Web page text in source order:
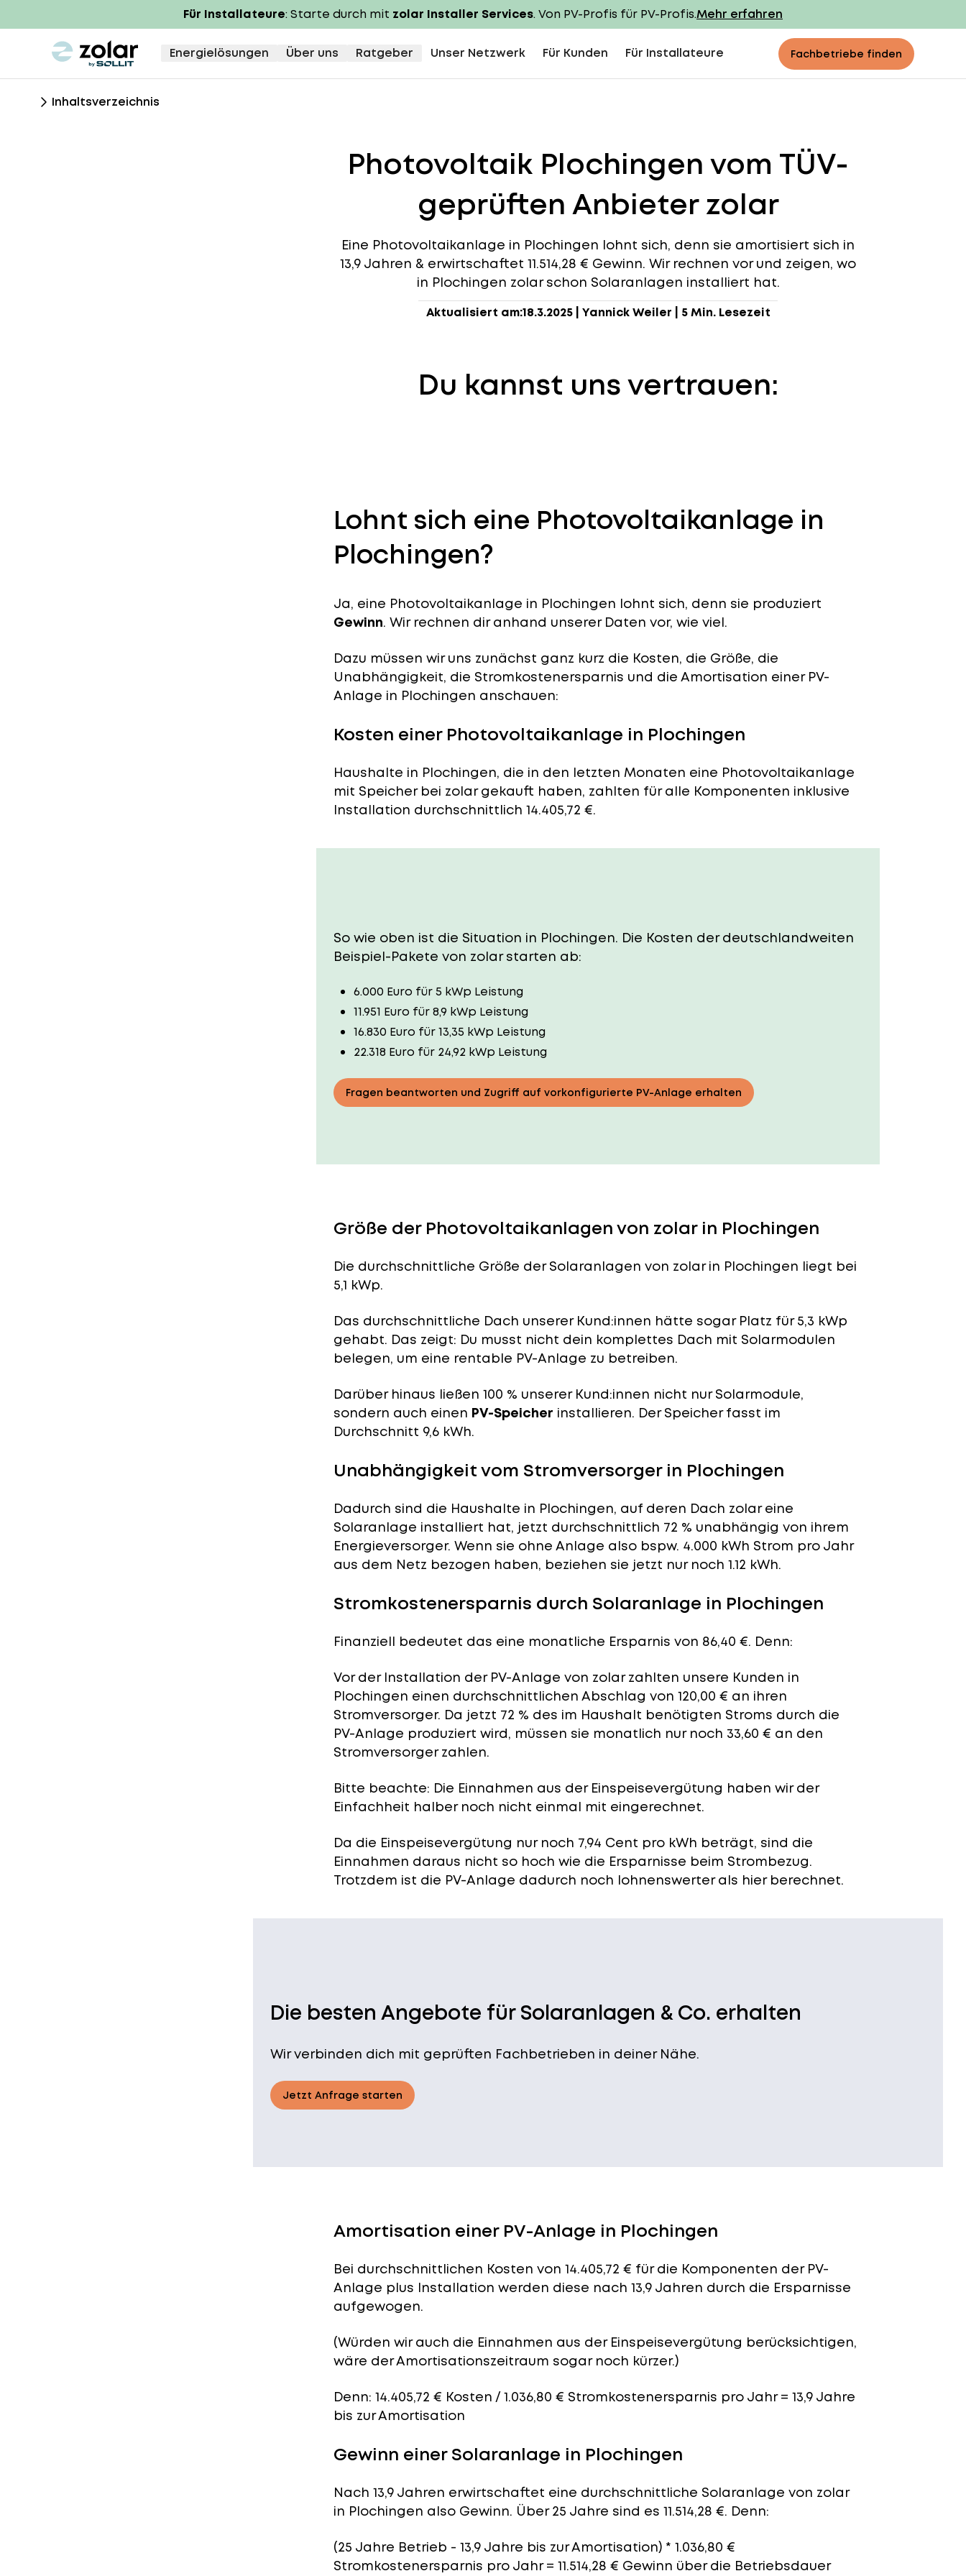
Für Installateure: Starte durch mit zolar Installer Services. Von PV-Profis für PV-Profis.Mehr erfahren
zolar logo Energielösungen Über uns Ratgeber Unser Netzwerk Für Kunden Für Installateure Fachbetriebe finden
Inhaltsverzeichnis
Photovoltaik Plochingen vom TÜV-
geprüften Anbieter zolar
Eine Photovoltaikanlage in Plochingen lohnt sich, denn sie amortisiert sich in
13,9 Jahren & erwirtschaftet 11.514,28 € Gewinn. Wir rechnen vor und zeigen, wo
in Plochingen zolar schon Solaranlagen installiert hat.
Aktualisiert am:18.3.2025| Yannick Weiler 5 Min. Lesezeit
Du kannst uns vertrauen:
Lohnt sich eine Photovoltaikanlage in
Plochingen?
Ja, eine Photovoltaikanlage in Plochingen lohnt sich, denn sie produziert
Gewinn. Wir rechnen dir anhand unserer Daten vor, wie viel.
Dazu müssen wir uns zunächst ganz kurz die Kosten, die Größe, die
Unabhängigkeit, die Stromkostenersparnis und die Amortisation einer PV-
Anlage in Plochingen anschauen:
Kosten einer Photovoltaikanlage in Plochingen
Haushalte in Plochingen, die in den letzten Monaten eine Photovoltaikanlage
mit Speicher bei zolar gekauft haben, zahlten für alle Komponenten inklusive
Installation durchschnittlich 14.405,72 €.
So wie oben ist die Situation in Plochingen. Die Kosten der deutschlandweiten
Beispiel-Pakete von zolar starten ab:
6.000 Euro für 5 kWp Leistung
11.951 Euro für 8,9 kWp Leistung
16.830 Euro für 13,35 kWp Leistung
22.318 Euro für 24,92 kWp Leistung
Fragen beantworten und Zugriff auf vorkonfigurierte PV-Anlage erhalten
Größe der Photovoltaikanlagen von zolar in Plochingen
Die durchschnittliche Größe der Solaranlagen von zolar in Plochingen liegt bei
5,1 kWp.
Das durchschnittliche Dach unserer Kund:innen hätte sogar Platz für 5,3 kWp
gehabt. Das zeigt: Du musst nicht dein komplettes Dach mit Solarmodulen
belegen, um eine rentable PV-Anlage zu betreiben.
Darüber hinaus ließen 100 % unserer Kund:innen nicht nur Solarmodule,
sondern auch einen PV-Speicher installieren. Der Speicher fasst im
Durchschnitt 9,6 kWh.
Unabhängigkeit vom Stromversorger in Plochingen
Dadurch sind die Haushalte in Plochingen, auf deren Dach zolar eine
Solaranlage installiert hat, jetzt durchschnittlich 72 % unabhängig von ihrem
Energieversorger. Wenn sie ohne Anlage also bspw. 4.000 kWh Strom pro Jahr
aus dem Netz bezogen haben, beziehen sie jetzt nur noch 1.12 kWh.
Stromkostenersparnis durch Solaranlage in Plochingen
Finanziell bedeutet das eine monatliche Ersparnis von 86,40 €. Denn:
Vor der Installation der PV-Anlage von zolar zahlten unsere Kunden in
Plochingen einen durchschnittlichen Abschlag von 120,00 € an ihren
Stromversorger. Da jetzt 72 % des im Haushalt benötigten Stroms durch die
PV-Anlage produziert wird, müssen sie monatlich nur noch 33,60 € an den
Stromversorger zahlen.
Bitte beachte: Die Einnahmen aus der Einspeisevergütung haben wir der
Einfachheit halber noch nicht einmal mit eingerechnet.
Da die Einspeisevergütung nur noch 7,94 Cent pro kWh beträgt, sind die
Einnahmen daraus nicht so hoch wie die Ersparnisse beim Strombezug.
Trotzdem ist die PV-Anlage dadurch noch lohnenswerter als hier berechnet.
Die besten Angebote für Solaranlagen & Co. erhalten
Wir verbinden dich mit geprüften Fachbetrieben in deiner Nähe.
Jetzt Anfrage starten
Amortisation einer PV-Anlage in Plochingen
Bei durchschnittlichen Kosten von 14.405,72 € für die Komponenten der PV-
Anlage plus Installation werden diese nach 13,9 Jahren durch die Ersparnisse
aufgewogen.
(Würden wir auch die Einnahmen aus der Einspeisevergütung berücksichtigen,
wäre derAmortisationszeitraum sogar noch kürzer.)
Denn: 14.405,72 € Kosten / 1.036,80 € Stromkostenersparnis pro Jahr = 13,9 Jahre
bis zur Amortisation
Gewinn einer Solaranlage in Plochingen
Nach 13,9 Jahren erwirtschaftet eine durchschnittliche Solaranlage von zolar
in Plochingen also Gewinn. Über 25 Jahre sind es 11.514,28 €. Denn:
(25 Jahre Betrieb - 13,9 Jahre bis zur Amortisation) * 1.036,80 €
Stromkostenersparnis pro Jahr = 11.514,28 € Gewinn über die Betriebsdauer